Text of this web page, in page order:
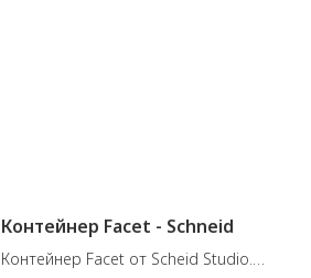
Контейнер Facet - Schneid
Контейнер Facet от Scheid Studio.